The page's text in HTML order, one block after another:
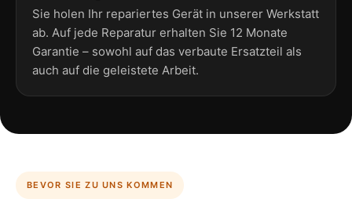
Sie holen Ihr repariertes Gerät in unserer Werkstatt
ab. Auf jede Reparatur erhalten Sie 12 Monate
Garantie – sowohl auf das verbaute Ersatzteil als
auch auf die geleistete Arbeit.
BEVOR SIE ZU UNS KOMMEN